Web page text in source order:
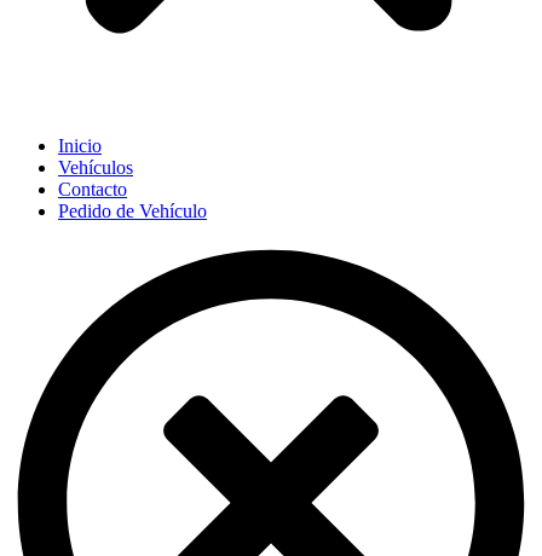
Inicio
Vehículos
Contacto
Pedido de Vehículo